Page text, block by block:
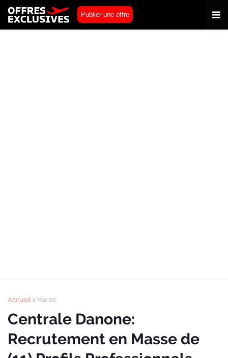
Publier une offre
Accueil Maroc
Centrale Danone:
Recrutement en Masse de